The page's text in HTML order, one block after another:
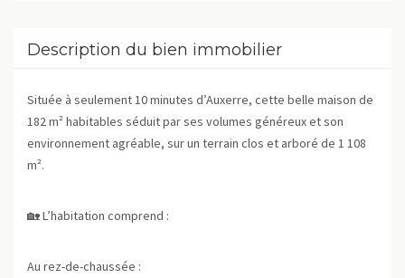
Description du bien immobilier
Située à seulement 10 minutes d’Auxerre, cette belle maison de
182 m² habitables séduit par ses volumes généreux et son
environnement agréable, sur un terrain clos et arboré de 1 108
m².
🏡 L’habitation comprend :
Au rez-de-chaussée :